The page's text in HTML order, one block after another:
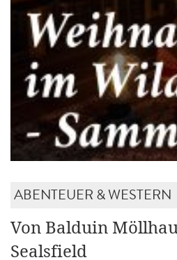
ABENTEUER & WESTERN
Von Balduin
Sealsfield